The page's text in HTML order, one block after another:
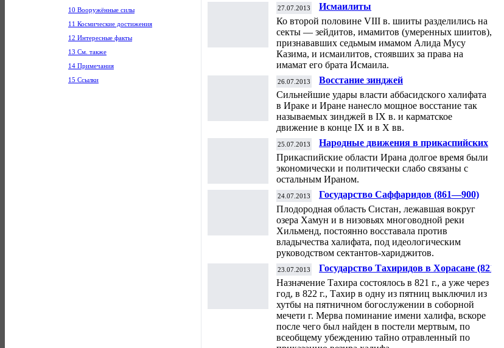
10 Вооружённые силы
11 Космические достижения
12 Интересные факты
13 См. также
14 Примечания
15 Ссылки
27.07.2013
Исмаилиты
Ко второй половине VIII в. шииты разделились на
секты — зейдитов, имамитов (умеренных шиитов),
признававших седьмым имамом Алида Мусу
Казима, и исмаилитов, стоявших за права на
имамат его брата Исмаила.
26.07.2013
Восстание зинджей
Сильнейшие удары власти аббасидского халифата
в Ираке и Иране нанесло мощное восстание так
называемых зинджей в IX в. и карматское
движение в конце IX и в X вв.
25.07.2013
Народные движения в прикаспийских
областях. Государство Алидов (864—928)
Прикаспийские области Ирана долгое время были
экономически и политически слабо связаны с
остальным Ираном.
24.07.2013
Государство Саффаридов (861—900)
Плодородная область Систан, лежавшая вокруг
озера Хамун и в низовьях многоводной реки
Хильменд, постоянно восставала против
владычества халифата, под идеологическим
руководством сектантов-хариджитов.
23.07.2013
Государство Тахиридов в Хорасане (821—
873)
Назначение Тахира состоялось в 821 г., а уже через
год, в 822 г., Тахир в одну из пятниц выключил из
хутбы на пятничном богослужении в соборной
мечети г. Мерва поминание имени халифа, вскоре
после чего был найден в постели мертвым, по
всеобщему убеждению тайно отравленный по